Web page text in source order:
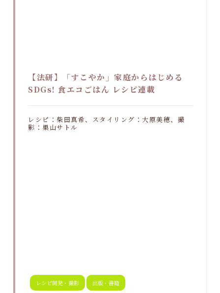
【法研】「すこやか」家庭からはじめる
SDGs! 食エコごはん レシピ連載
レシピ：柴田真希、スタイリング：大原美穂、撮
影：巣山サトル
レシピ開発・撮影 出版・書籍